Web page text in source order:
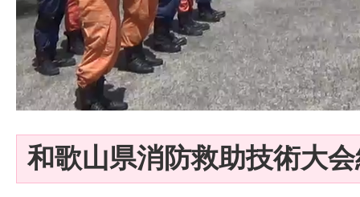
和歌山県消防救助技術大